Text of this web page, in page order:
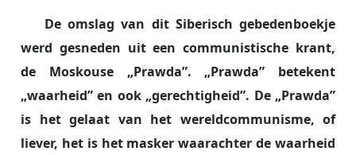
is het gebed om erbarmen voor de
vervolgers en pijnigers, met de vraag
dat ook zij de zoetheid van Gods
liefde mogen ondervinden.
Oordeel
Aartsbisschop Kardinaal Alfrink
De omslag van dit Siberisch gebedenboekje
werd gesneden uit een communistische krant,
de Moskouse „Prawda”. „Prawda” betekent
„waarheid” en ook „gerechtigheid”. De „Prawda”
is het gelaat van het wereldcommunisme, of
liever, het is het masker waarachter de waarheid